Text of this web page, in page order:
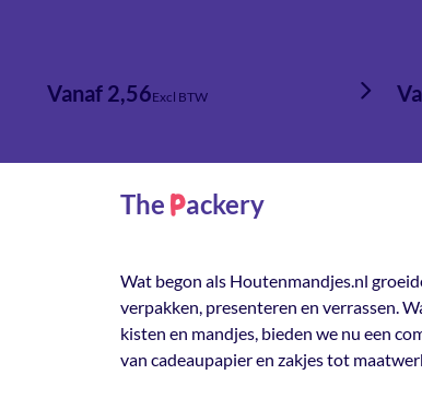
Vanaf 2,56Excl BTW
The Packery
Wat begon als Houtenmandjes.nl
verpakken, presenteren en verrassen.
kisten en mandjes, bieden we nu een
van cadeaupapier en zakjes tot